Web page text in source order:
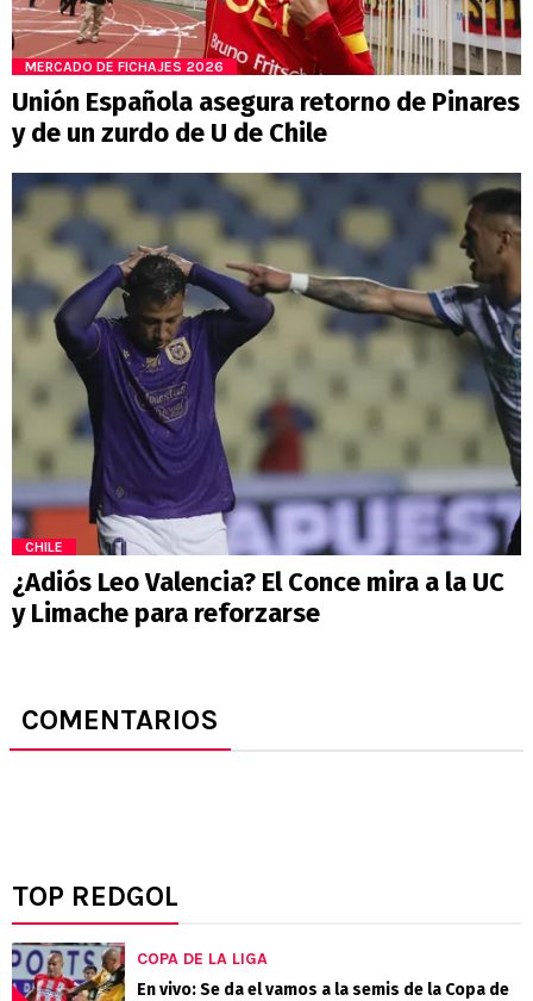
MERCADO DE FICHAJES 2026
Unión Española asegura retorno de Pinares
y de un zurdo de U de Chile
CHILE
¿Adiós Leo Valencia? El Conce mira a la UC
y Limache para reforzarse
COMENTARIOS
TOP REDGOL
COPA DE LA LIGA
En vivo: Se da el vamos a la semis de la Copa de